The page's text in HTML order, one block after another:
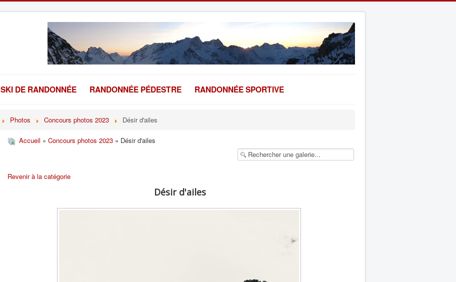
SKI DE RANDONNÉE RANDONNÉE PÉDESTRE RANDONNÉE SPORTIVE
Photos Concours photos 2023 Désir d'ailes
Accueil » Concours photos 2023 » Désir d'ailes
Revenir à la catégorie
Désir d'ailes